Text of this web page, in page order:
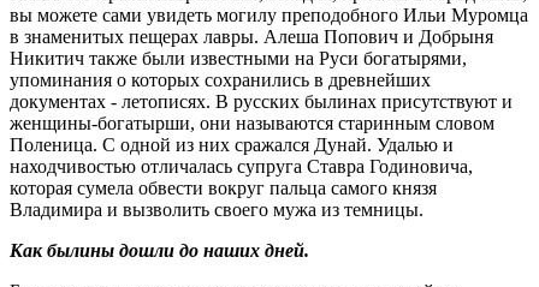
вы можете сами увидеть могилу преподобного Ильи Муромца
в знаменитых пещерах лавры. Алеша Попович и Добрыня
Никитич также были известными на Руси богатырями,
упоминания о которых сохранились в древнейших
документах - летописях. В русских былинах присутствуют и
женщины-богатырши, они называются старинным словом
Поленица. С одной из них сражался Дунай. Удалью и
находчивостью отличалась супруга Ставра Годиновича,
которая сумела обвести вокруг пальца самого князя
Владимира и вызволить своего мужа из темницы.
Как былины дошли до наших дней.